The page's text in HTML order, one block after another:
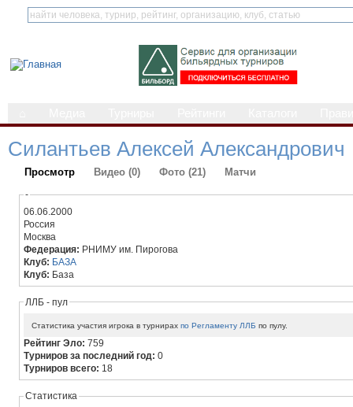
Силантьев Алексей Александрович
Просмотр Видео (0) Фото (21) Матчи
-
06.06.2000
Россия
Москва
Федерация: РНИМУ им. Пирогова
Клуб: БАЗА
Клуб: База
ЛЛБ - пул
Статистика участия игрока в турнирахпо Регламенту ЛЛБ по пулу.
Рейтинг Эло:759
Турниров за последний год:0
Турниров всего: 18
Статистика